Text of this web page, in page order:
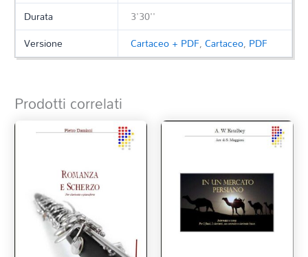
Durata
3'30''
Versione
Cartaceo + PDF,Cartaceo, PDF
Prodotti correlati